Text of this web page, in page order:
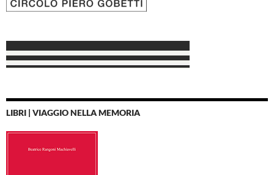
LIBRI | VIAGGIO NELLA MEMORIA